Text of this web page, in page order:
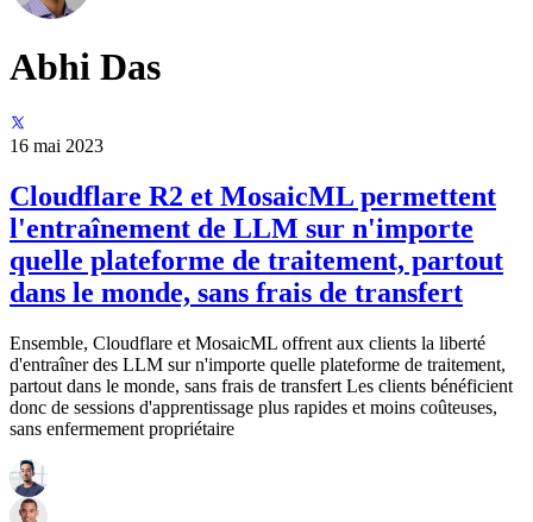
Abhi Das
16 mai 2023
Cloudflare R2 et MosaicML permettent
l'entraînement de LLM sur n'importe
quelle plateforme de traitement, partout
dans le monde, sans frais de transfert
Ensemble, Cloudflare et MosaicML offrent aux clients la liberté
d'entraîner des LLM sur n'importe quelle plateforme de traitement,
partout dans le monde, sans frais de transfert Les clients bénéficient
donc de sessions d'apprentissage plus rapides et moins coûteuses,
sans enfermement propriétaire